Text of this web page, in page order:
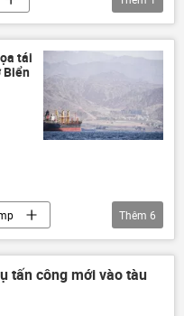
tái
Biển
trị
Thêm 6
tấn công mới vào tàu